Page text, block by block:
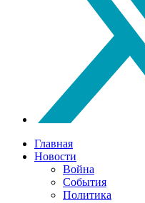
Главная
Новости
Война
События
Политика